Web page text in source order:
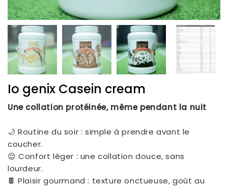
Io genix Casein cream
Une collation protéinée, même pendant la nuit
🌙 Routine du soir : simple à prendre avant le
coucher.
😌 Confort léger : une collation douce, sans
lourdeur.
🍫 Plaisir gourmand : texture onctueuse, goût au